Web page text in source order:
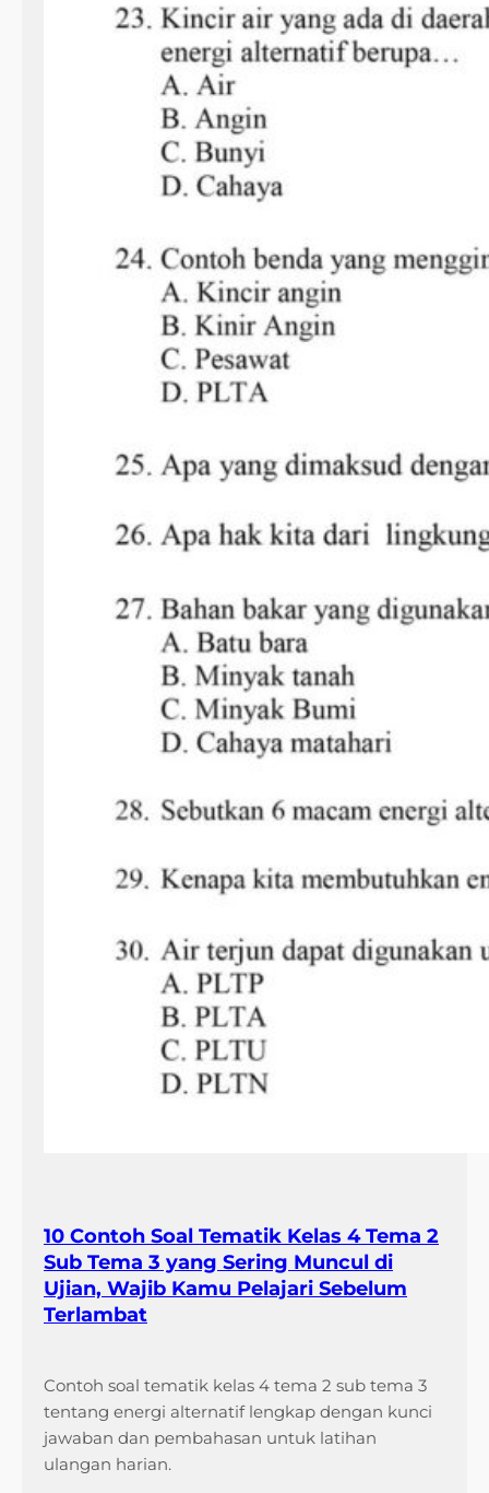
10 Contoh Soal Tematik Kelas 4 Tema 2
Sub Tema 3 yang Sering Muncul di
Ujian, Wajib Kamu Pelajari Sebelum
Terlambat
Contoh soal tematik kelas 4 tema 2 sub tema 3
tentang energi alternatif lengkap dengan kunci
jawaban dan pembahasan untuk latihan
ulangan harian.